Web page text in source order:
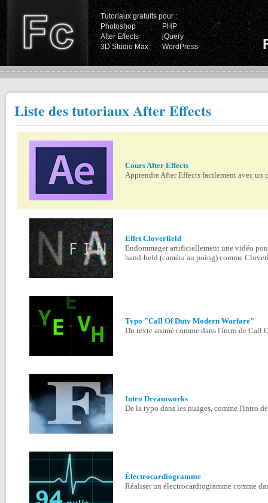
Tutoriaux gratuits pour :
Photoshop
PHP
After Effects
jQuery
3D Studio Max
WordPress
Liste des tutoriaux After Effects
Cours After Effects
Apprendre After Effects facilement avec un
Effet Cloverfield
Endommager artificiellement une vidéo
hand-held (caméra au poing) comme
Typo "Call Of Duty Modern Warfare"
Du texte animé comme dans l'intro de Call
Intro Dreamworks
De la typo dans les nuages, comme l'intro
Électrocardiogramme
Réaliser un électrocardiogramme comme